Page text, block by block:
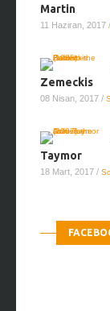
Martin
11 Haziran, 2017 /
Zemeckis
08 Nisan, 2017 /
Taymor
18 Mart, 2017 /